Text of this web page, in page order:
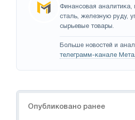
Финансовая аналитика,
сталь, железную руду,
сырьевые товары.
Больше новостей и
телеграмм-канале
Опубликовано ранее